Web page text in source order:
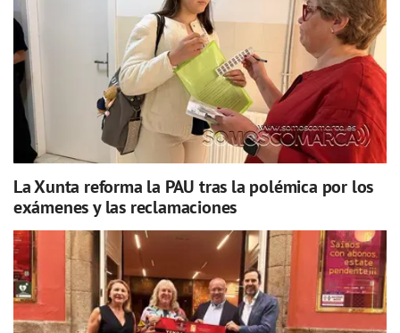
La Xunta reforma la PAU tras la polémica por los
exámenes y las reclamaciones